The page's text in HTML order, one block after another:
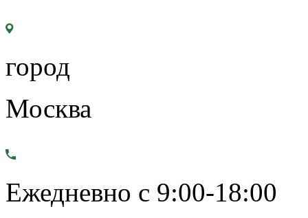
город
Москва
Ежедневно с 9:00-18:00